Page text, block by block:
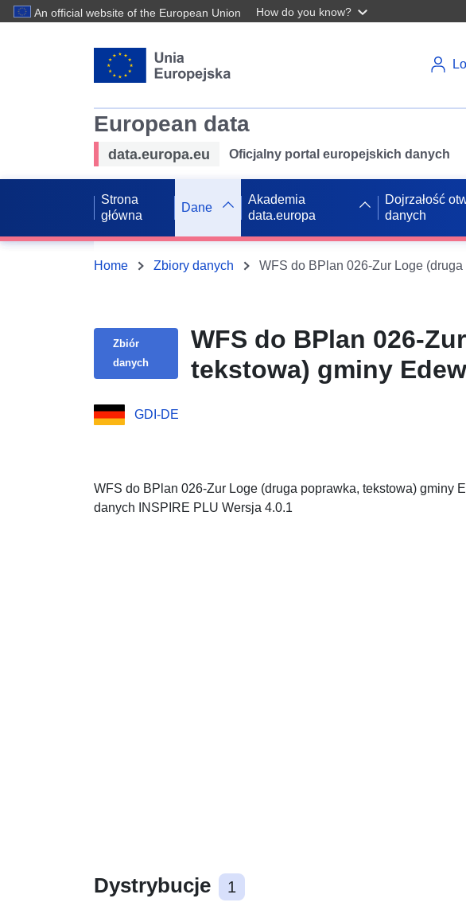
An official website of the European Union How do you know?
European data
data.europa.eu Oficjalny portal europejskich danych
Strona
główna
Dane
Akademia
data.europa
Dojrzałość
danych
Home Zbiory danych WFS do BPlan 026-Zur Loge
Zbiór
danych
WFS do BPlan 026-
tekstowa) gminy
GDI-DE
WFS do BPlan 026-Zur Loge (druga poprawka, tekstowa) gminy
danych INSPIRE PLU Wersja 4.0.1
Dystrybucje 1